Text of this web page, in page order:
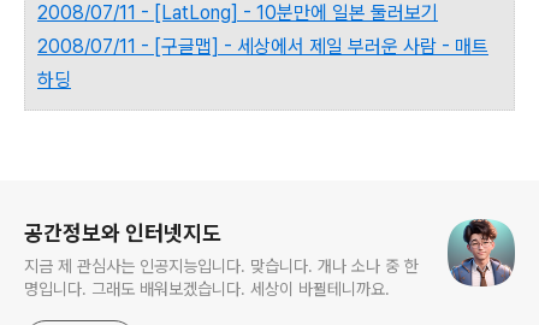
2008/07/11 - [LatLong] - 10분만에 일본 둘러보기
2008/07/11 - [구글맵] - 세상에서 제일 부러운 사람 - 매트
하딩
공간정보와 인터넷지도
지금 제 관심사는 인공지능입니다. 맞습니다. 개나 소나 중 한
명입니다. 그래도 배워보겠습니다. 세상이 바뀔테니까요.